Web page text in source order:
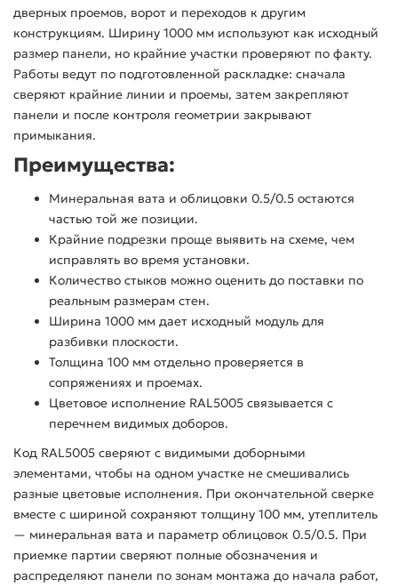
дверных проемов, ворот и переходов к другим
конструкциям. Ширину 1000 мм используют как исходный
размер панели, но крайние участки проверяют по факту.
Работы ведут по подготовленной раскладке: сначала
сверяют крайние линии и проемы, затем закрепляют
панели и после контроля геометрии закрывают
примыкания.
Преимущества:
Минеральная вата и облицовки 0.5/0.5 остаются
частью той же позиции.
Крайние подрезки проще выявить на схеме, чем
исправлять во время установки.
Количество стыков можно оценить до поставки по
реальным размерам стен.
Ширина 1000 мм дает исходный модуль для
разбивки плоскости.
Толщина 100 мм отдельно проверяется в
сопряжениях и проемах.
Цветовое исполнение RAL5005 связывается с
перечнем видимых доборов.
Код RAL5005 сверяют с видимыми доборными
элементами, чтобы на одном участке не смешивались
разные цветовые исполнения. При окончательной сверке
вместе с шириной сохраняют толщину 100 мм, утеплитель
— минеральная вата и параметр облицовок 0.5/0.5. При
приемке партии сверяют полные обозначения и
распределяют панели по зонам монтажа до начала работ,